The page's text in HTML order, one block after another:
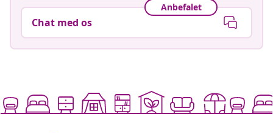
Anbefalet
Chat med os